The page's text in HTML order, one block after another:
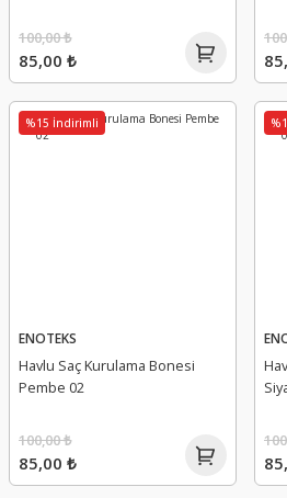
85,00 ₺
100,00 ₺
%15 İndirimli
ENOTEKS
Havlu Saç Kurulama Bonesi
Pembe 02
85,00 ₺
100,00 ₺